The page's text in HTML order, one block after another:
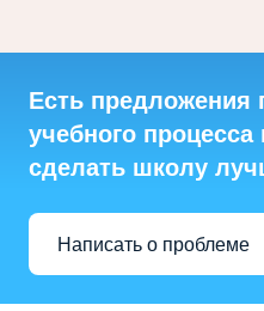
Есть предложения
учебного процесса
сделать школу
Написать о проблеме